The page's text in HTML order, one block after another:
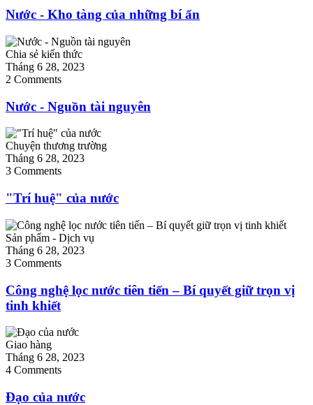
Nước - Kho tàng của những bí ẩn
Chia sẻ kiến thức
Tháng 6 28, 2023
2 Comments
Nước - Nguồn tài nguyên
Chuyện thương trường
Tháng 6 28, 2023
3 Comments
"Trí huệ" của nước
Sản phẩm - Dịch vụ
Tháng 6 28, 2023
3 Comments
Công nghệ lọc nước tiên tiến – Bí quyết giữ trọn vị
tinh khiết
Giao hàng
Tháng 6 28, 2023
4 Comments
Đạo của nước